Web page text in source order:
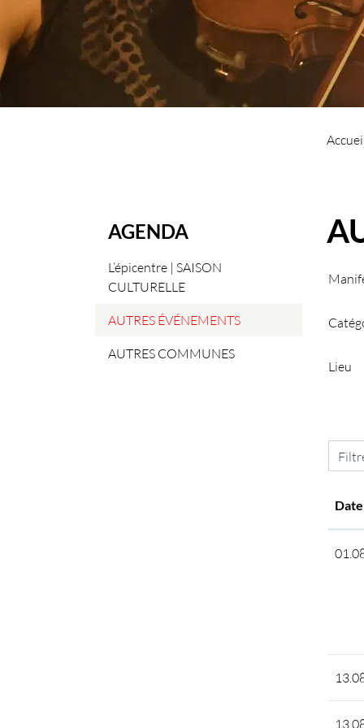
AGENDA
L’épicentre | SAISON
CULTURELLE
AUTRES ÉVÉNEMENTS
AUTRES COMMUNES
Lieu
Date